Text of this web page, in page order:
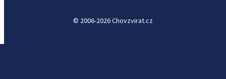
© 2006-2026 Chovzvirat.cz